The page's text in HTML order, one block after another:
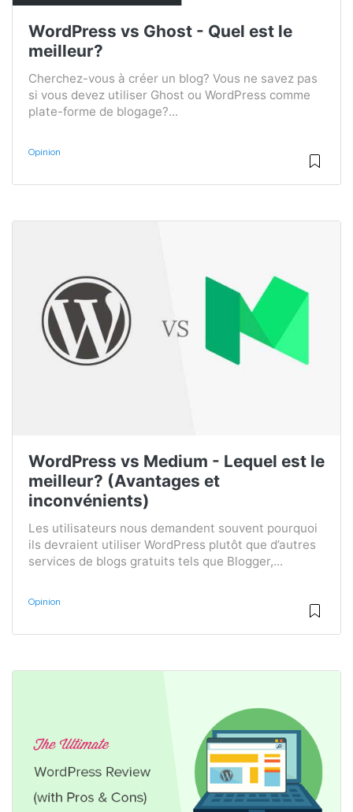
WordPress vs Ghost - Quel est le
meilleur?
Cherchez-vous à créer un blog? Vous ne savez pas
si vous devez utiliser Ghost ou WordPress comme
plate-forme de blogage?...
Opinion
WordPress vs Medium - Lequel est le
meilleur? (Avantages et
inconvénients)
Les utilisateurs nous demandent souvent pourquoi
ils devraient utiliser WordPress plutôt que d’autres
services de blogs gratuits tels que Blogger,...
Opinion